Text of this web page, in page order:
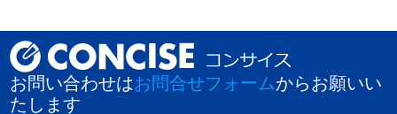
お問い合わせはお問合せフォームからお願いい
たします